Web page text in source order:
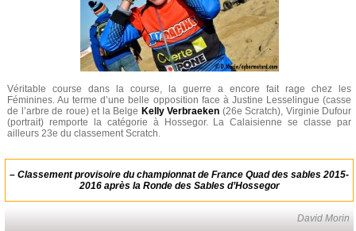
Véritable course dans la course, la guerre a encore fait rage chez les
Féminines. Au terme d’une belle opposition face à Justine Lesselingue (casse
de l’arbre de roue) et la Belge Kelly Verbraeken (26e Scratch), Virginie Dufour
(portrait) remporte la catégorie à Hossegor. La Calaisienne se classe par
ailleurs 23e du classement Scratch.
– Classement provisoire du championnat de France Quad des sables 2015-
2016 après la Ronde des Sables d’Hossegor
David Morin